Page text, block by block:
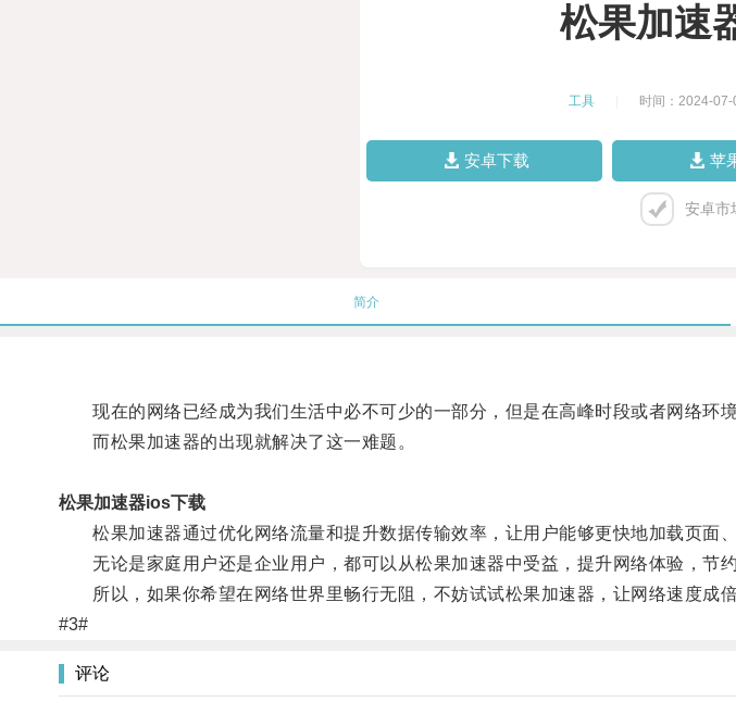
松果加速
工具 时间：2024-07-
安卓下载 苹
安卓市
简介
现在的网络已经成为我们生活中必不可少的一部分，但是在高峰时段或者网络环
而松果加速器的出现就解决了这一难题。
松果加速器ios下载
松果加速器通过优化网络流量和提升数据传输效率，让用户能够更快地加载页面、
无论是家庭用户还是企业用户，都可以从松果加速器中受益，提升网络体验，节约
所以，如果你希望在网络世界里畅行无阻，不妨试试松果加速器，让网络速度成倍
#3#
评论